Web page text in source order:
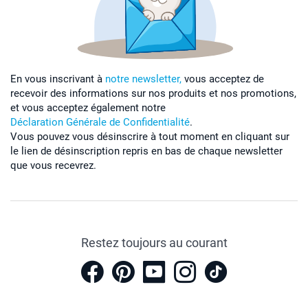
En vous inscrivant à notre newsletter, vous acceptez de
recevoir des informations sur nos produits et nos promotions,
et vous acceptez également notre
Déclaration Générale de Confidentialité.
Vous pouvez vous désinscrire à tout moment en cliquant sur
le lien de désinscription repris en bas de chaque newsletter
que vous recevrez.
Restez toujours au courant